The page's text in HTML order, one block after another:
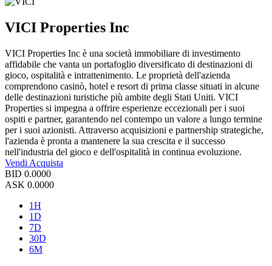
VICI Properties Inc
VICI Properties Inc è una società immobiliare di investimento
affidabile che vanta un portafoglio diversificato di destinazioni di
gioco, ospitalità e intrattenimento. Le proprietà dell'azienda
comprendono casinò, hotel e resort di prima classe situati in alcune
delle destinazioni turistiche più ambite degli Stati Uniti. VICI
Properties si impegna a offrire esperienze eccezionali per i suoi
ospiti e partner, garantendo nel contempo un valore a lungo termine
per i suoi azionisti. Attraverso acquisizioni e partnership strategiche,
l'azienda è pronta a mantenere la sua crescita e il successo
nell'industria del gioco e dell'ospitalità in continua evoluzione.
Vendi Acquista
BID 0.0000
ASK 0.0000
1H
1D
7D
30D
6M